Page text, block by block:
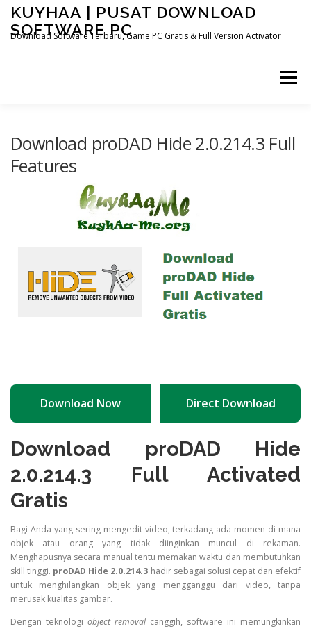
Skip
content
KUYHAA | PUSAT DOWNLOAD
SOFTWARE PC
Download Software Terbaru, Game PC Gratis & Full Version Activator
Menu
OTHER PAGES
Download proDAD Hide 2.0.214.3 Full
Features
Download Now Direct Download
Download proDAD Hide
2.0.214.3 Full Activated
Gratis
Bagi Anda yang sering mengedit video, terkadang ada momen di mana
objek atau orang yang tidak diinginkan muncul di rekaman.
Menghapusnya secara manual tentu memakan waktu dan membutuhkan
skill tinggi. proDAD Hide 2.0.214.3 hadir sebagai solusi cepat dan efektif
untuk menghilangkan objek yang mengganggu dari video, tanpa
merusak kualitas gambar.
Dengan teknologi object removalcanggih, software ini memungkinkan